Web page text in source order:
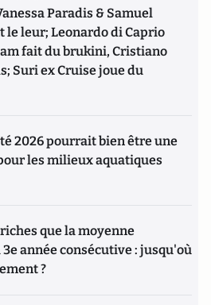
Paradis & Samuel
leur; Leonardo di Caprio
fait du brukini, Cristiano
Suri ex Cruise joue du
2026 pourrait bien être une
les milieux aquatiques
que la moyenne
année consécutive : jusqu'où
?